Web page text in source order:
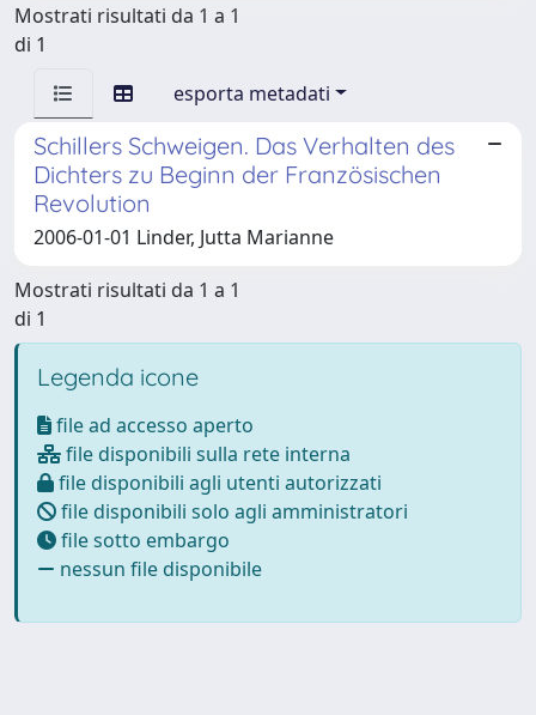
Mostrati risultati da 1 a 1
di 1
esporta metadati
Schillers Schweigen. Das Verhalten des
Dichters zu Beginn der Französischen
Revolution
2006-01-01 Linder, Jutta Marianne
Mostrati risultati da 1 a 1
di 1
Legenda icone
file ad accesso aperto
file disponibili sulla rete interna
file disponibili agli utenti autorizzati
file disponibili solo agli amministratori
file sotto embargo
nessun file disponibile